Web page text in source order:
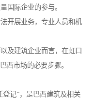
国际企业的参与。
开展业务，专业人员和机
及建筑企业而言，在虹口
西市场的必要步骤。
登记”，是巴西建筑及相关